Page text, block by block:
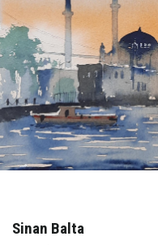
Sinan Balta